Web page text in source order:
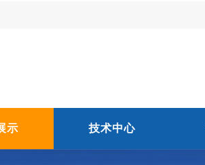
示 技术中心